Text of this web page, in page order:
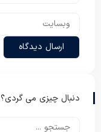
دنبال چیزی می گردی؟